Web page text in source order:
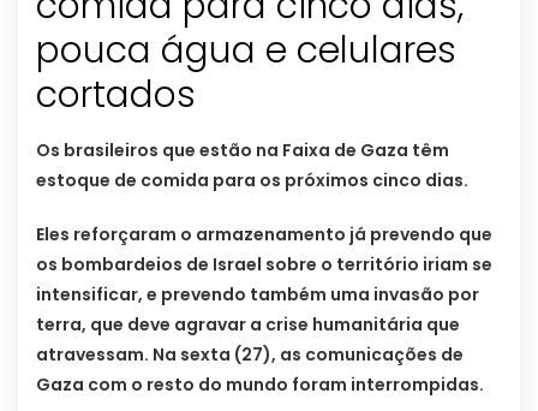
pouca água e celulares
cortados
Os brasileiros que estão na Faixa de Gaza têm
estoque de comida para os próximos cinco dias.
Eles reforçaram o armazenamento já prevendo que
os bombardeios de Israel sobre o território iriam se
intensificar, e prevendo também uma invasão por
terra, que deve agravar a crise humanitária que
atravessam. Na sexta (27), as comunicações de
Gaza com o resto do mundo foram interrompidas.